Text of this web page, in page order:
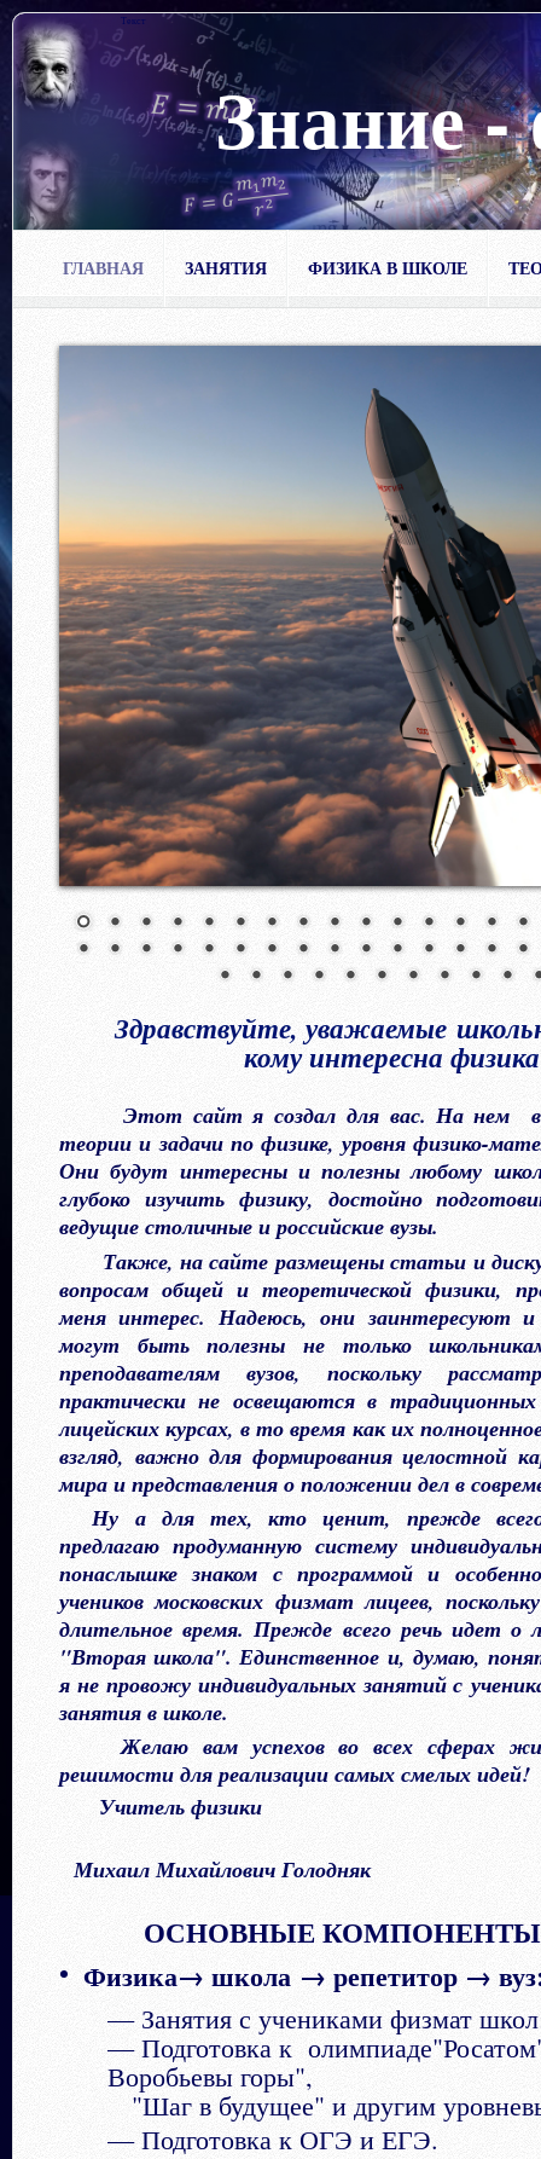
Знание
Текст
ГЛАВНАЯ ЗАНЯТИЯ ФИЗИКА В ШКОЛЕ
Здравствуйте, уважаемые
кому интересна
Этот сайт я создал для вас. На нем вы
теории и задачи по физике, уровня физико-
Они будут интересны и полезны любому
глубоко изучить физику, достойно
ведущие столичные и российские вузы.
Также, на сайте размещены статьи и
вопросам общей и теоретической физики,
меня интерес. Надеюсь, они заинтересуют
могут быть полезны не только
преподавателям вузов, поскольку
практически не освещаются в
лицейских курсах, в то время как их
взгляд, важно для формирования целостной
мира и представления о положении дел в
Ну а для тех, кто ценит, прежде
предлагаю продуманную систему
понаслышке знаком с программой и
учеников московских физмат лицеев,
длительное время. Прежде всего речь идет о
"Вторая школа". Единственное и, думаю,
я не провожу индивидуальных занятий с
занятия в школе.
Желаю вам успехов во всех сферах
решимости для реализации самых смелых идей!
Учитель физики
Михаил Михайлович Голодняк
ОСНОВНЫЕ
Физика→ школа → репетитор →
— Занятия с учениками физмат
— Подготовка к
Воробьевы горы",
"Шаг в будущее" и другим
— Подготовка к ОГЭ и ЕГЭ.